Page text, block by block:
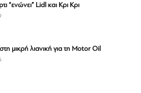
“ενώνει” Lidl και Κρι Κρι
μικρή λιανική για τη Motor Oil